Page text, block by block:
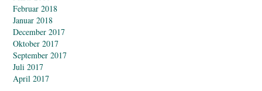
Februar 2018
Januar 2018
December 2017
Oktober 2017
September 2017
Juli 2017
April 2017